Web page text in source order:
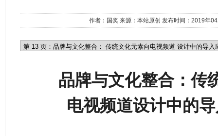
作者： 国奖 来源： 本站原创 发布时间：2019年
品牌与文化整合：传
电视频道设计中的